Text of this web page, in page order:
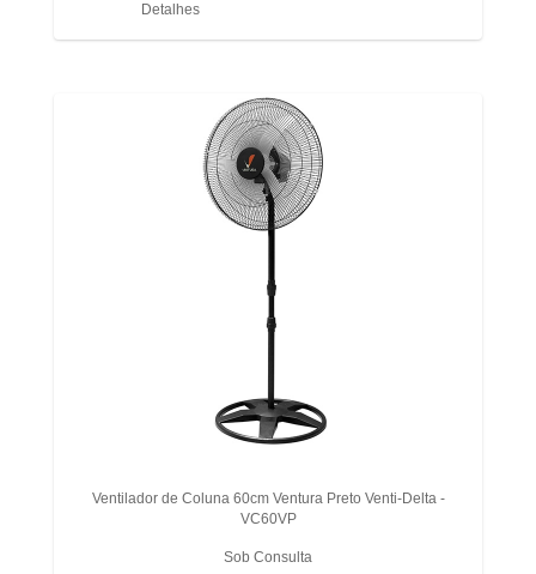
Detalhes
Ventilador de Coluna 60cm Ventura Preto Venti-Delta -
VC60VP
Sob Consulta